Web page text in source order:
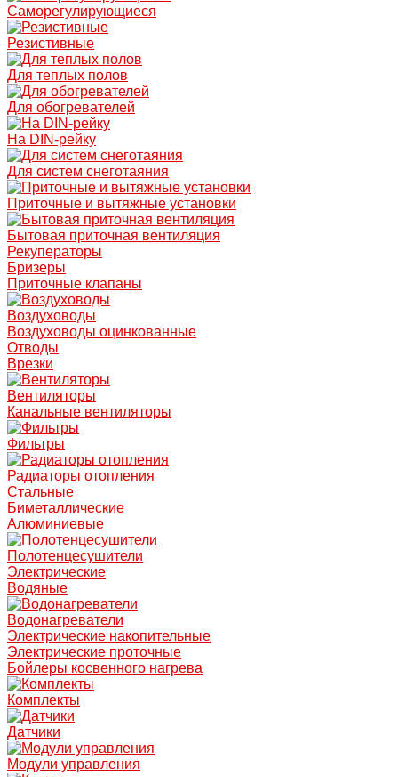
Саморегулирующиеся
Резистивные
Для теплых полов
Для обогревателей
На DIN-рейку
Для систем снеготаяния
Приточные и вытяжные установки
Бытовая приточная вентиляция
Рекуператоры
Бризеры
Приточные клапаны
Воздуховоды
Воздуховоды оцинкованные
Отводы
Врезки
Вентиляторы
Канальные вентиляторы
Фильтры
Радиаторы отопления
Стальные
Биметаллические
Алюминиевые
Полотенцесушители
Электрические
Водяные
Водонагреватели
Электрические накопительные
Электрические проточные
Бойлеры косвенного нагрева
Комплекты
Датчики
Модули управления